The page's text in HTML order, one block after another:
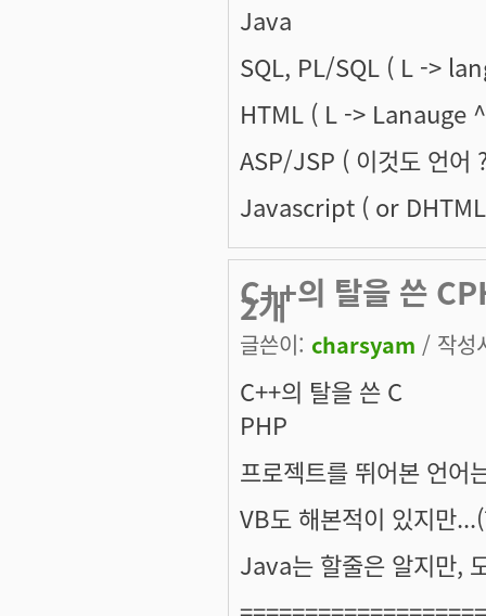
Java
SQL, PL/SQL ( L ->
HTML ( L -> Lanauge
ASP/JSP ( 이것도 언어
Javascript ( or
C++의 탈을 쓴
2개
글쓴이: charsyam / 작성
C++의 탈을 쓴 C
PHP
프로젝트를 뛰어본 언어
VB도 해본적이 있지만
Java는 할줄은 알지만,